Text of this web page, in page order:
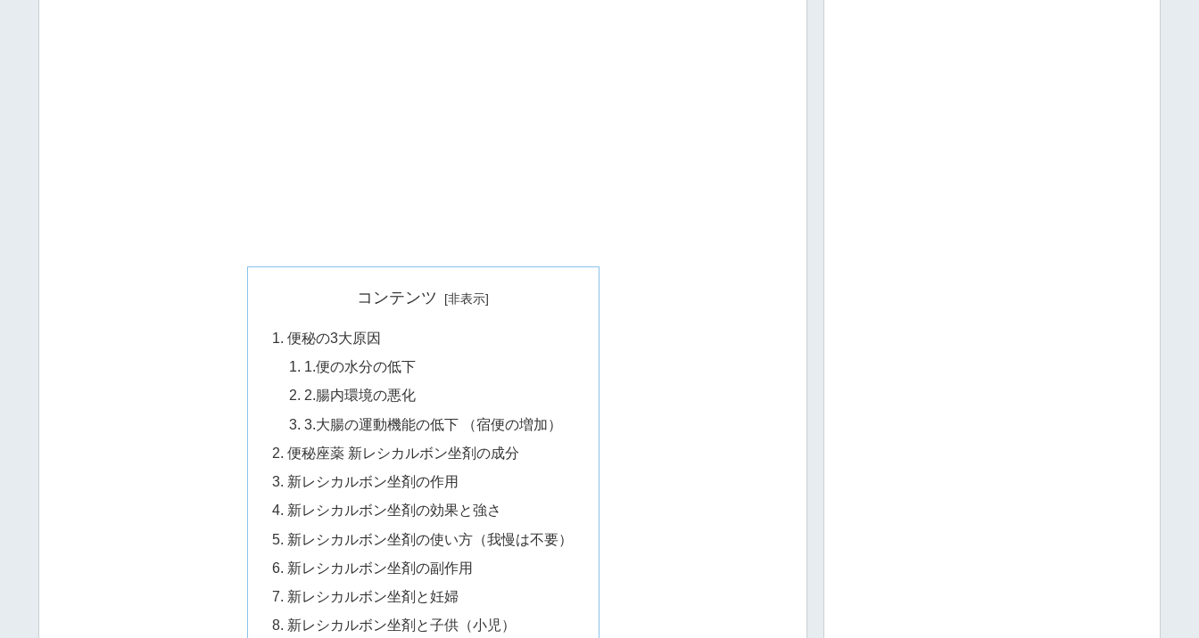
コンテンツ
便秘の3大原因
1.便の水分の低下
2.腸内環境の悪化
3.大腸の運動機能の低下 （宿便の増加）
便秘座薬 新レシカルボン坐剤の成分
新レシカルボン坐剤の作用
新レシカルボン坐剤の効果と強さ
新レシカルボン坐剤の使い方（我慢は不要）
新レシカルボン坐剤の副作用
新レシカルボン坐剤と妊婦
新レシカルボン坐剤と子供（小児）